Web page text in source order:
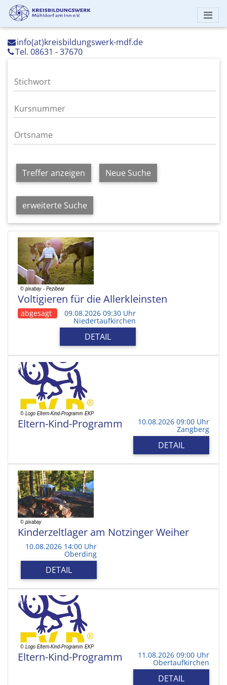
info(at)kreisbildungswerk-mdf.de
Tel. 08631 - 37670
Treffer anzeigen Neue Suche
erweiterte Suche
Voltigieren für die Allerkleinsten
abgesagt 09.08.2026 09:30 Uhr
Niedertaufkirchen
DETAIL
Eltern-Kind-Programm 10.08.2026 09:00 Uhr
Zangberg
DETAIL
Kinderzeltlager am Notzinger Weiher
10.08.2026 14:00 Uhr
Oberding
DETAIL
Eltern-Kind-Programm 11.08.2026 09:00 Uhr
Obertaufkirchen
DETAIL